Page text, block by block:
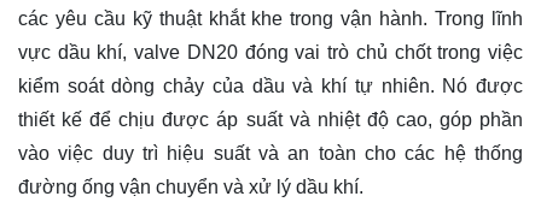
các yêu cầu kỹ thuật khắt khe trong vận hành. Trong lĩnh
vực dầu khí, valve DN20 đóng vai trò chủ chốt trong việc
kiểm soát dòng chảy của dầu và khí tự nhiên. Nó được
thiết kế để chịu được áp suất và nhiệt độ cao, góp phần
vào việc duy trì hiệu suất và an toàn cho các hệ thống
đường ống vận chuyển và xử lý dầu khí.